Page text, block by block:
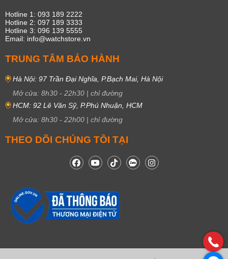
Hotline 1: 093 189 2222
Hotline 2: 097 189 3333
Hotline 3: 096 139 5555
Email: info@watchstore.vn
TRUNG TÂM BẢO HÀNH
Hà Nội: 97 Trần Đại Nghĩa, P.Bạch Mai, Hà Nội
Mở cửa: 8h30 - 22h30 | chỉ đường
HCM: 92 Lê Văn Sỹ, P.Phú Nhuận, HCM
Mở cửa: 8h30 - 22h00 | chỉ đường
THEO DÕI CHÚNG TÔI TẠI